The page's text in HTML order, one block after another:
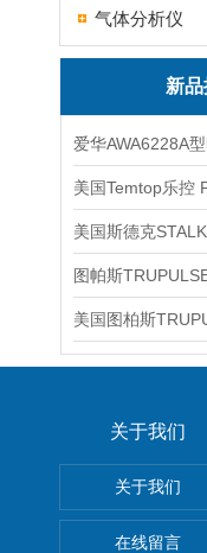
气体分析仪
新
图帕斯
关于我们
关于我们
在线留言